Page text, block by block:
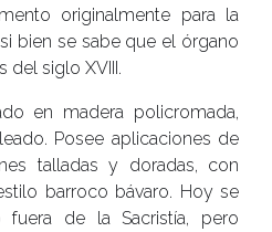
originalmente para la
bien se sabe que el órgano
del siglo XVIII.
en madera policromada,
Posee aplicaciones de
talladas y doradas, con
barroco bávaro. Hoy se
fuera de la Sacristía, pero